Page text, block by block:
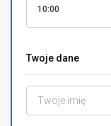
10:00
Twoje dane